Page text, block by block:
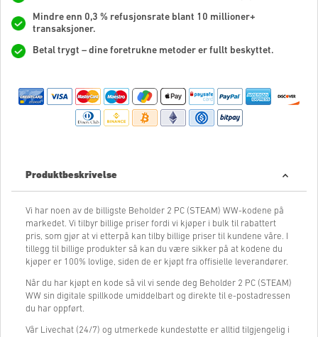
Mindre enn 0,3 % refusjonsrate blant 10 millioner+
transaksjoner.
Betal trygt – dine foretrukne metoder er fullt beskyttet.
Produktbeskrivelse
Vi har noen av de billigste Beholder 2 PC (STEAM) WW-kodene på
markedet. Vi tilbyr billige priser fordi vi kjøper i bulk til rabattert
pris, som gjør at vi etterpå kan tilby billige priser til kundene våre. I
tillegg til billige produkter så kan du være sikker på at kodene du
kjøper er 100% lovlige, siden de er kjøpt fra offisielle leverandører.
Når du har kjøpt en kode så vil vi sende deg Beholder 2 PC (STEAM)
WW sin digitale spillkode umiddelbart og direkte til e-postadressen
du har oppført.
Vår Livechat (24/7) og utmerkede kundestøtte er alltid tilgjengelig i